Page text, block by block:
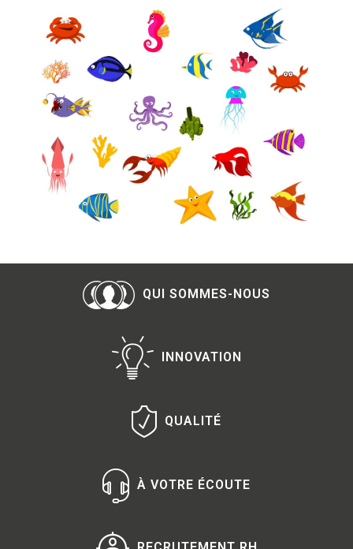
QUI SOMMES-NOUS
INNOVATION
QUALITÉ
À VOTRE ÉCOUTE